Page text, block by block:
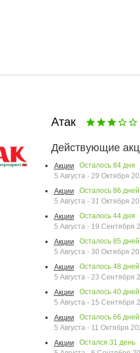
Атак
Действующие
Акции Осталось 84дня
5 Августа - 29 Октября
Акции
Осталось 86 дней
5 Августа - 31 Октября
Акции
Осталось 44дня
5 Августа - 19 Сентября
Акции
Осталось 85 дней
5 Августа - 30 Октября
Акции
Осталось 48дней
5 Августа - 23 Сентября
Акции
Осталось 40дней
5 Августа - 15 Сентября
Акции
Осталось 66 дней
5 Августа - 11 Октября
Акции
Остался 31 день